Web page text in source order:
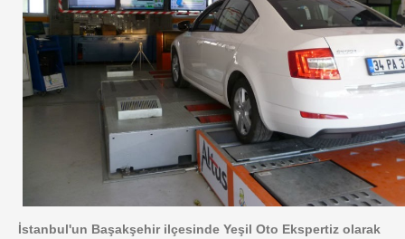
İstanbul'un Başakşehir ilçesinde Yeşil Oto Ekspertiz olarak